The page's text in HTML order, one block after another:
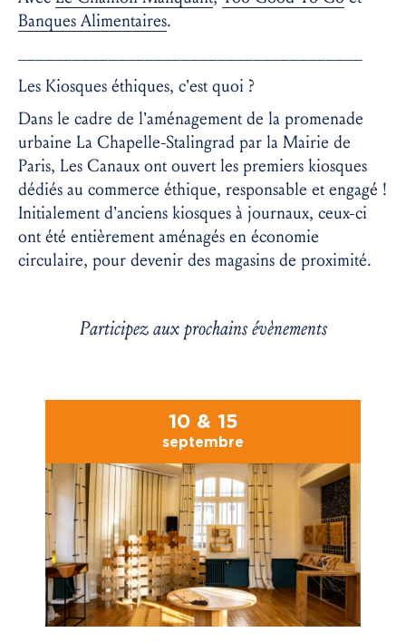
Banques Alimentaires.
Les Kiosques éthiques, c’est quoi ?
Dans le cadre de l’aménagement de la promenade
urbaine La Chapelle-Stalingrad par la Mairie de
Paris, Les Canaux ont ouvert les premiers kiosques
dédiés au commerce éthique, responsable et engagé !
Initialement d’anciens kiosques à journaux, ceux-ci
ont été entièrement aménagés en économie
circulaire, pour devenir des magasins de proximité.
Participez aux prochains évènements
10 & 15
septembre